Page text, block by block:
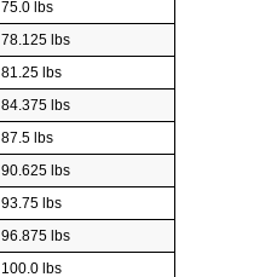
75.0 lbs
78.125 lbs
81.25 lbs
84.375 lbs
87.5 lbs
90.625 lbs
93.75 lbs
96.875 lbs
100.0 lbs